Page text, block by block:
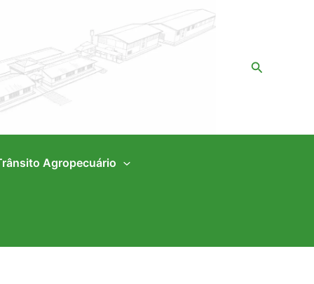
Pesquisar
Agropecuário